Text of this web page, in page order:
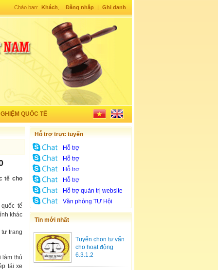
Chào bạn: Khách Đăng nhập | Ghi danh
QUỐC TẾ
tế cho
tế
khác
trang
làm thủ
lái xe
Hỗ trợ trực tuyến
Hỗ trợ
Hỗ trợ
Hỗ trợ
Hỗ trợ
Hỗ trợ quản trị website
Văn phòng TƯ Hội
Tin mới nhất
Tuyển chọn tư vấn
cho hoạt động
6.3.1.2